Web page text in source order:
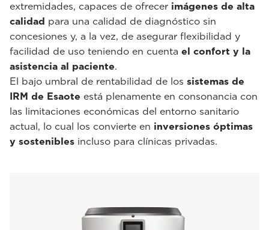
extremidades, capaces de ofrecer imágenes de alta
calidad para una calidad de diagnóstico sin
concesiones y, a la vez, de asegurar flexibilidad y
facilidad de uso teniendo en cuenta el confort y la
asistencia al paciente.
El bajo umbral de rentabilidad de los sistemas de
IRM de Esaote está plenamente en consonancia con
las limitaciones económicas del entorno sanitario
actual, lo cual los convierte en inversiones óptimas
y sostenibles incluso para clínicas privadas.